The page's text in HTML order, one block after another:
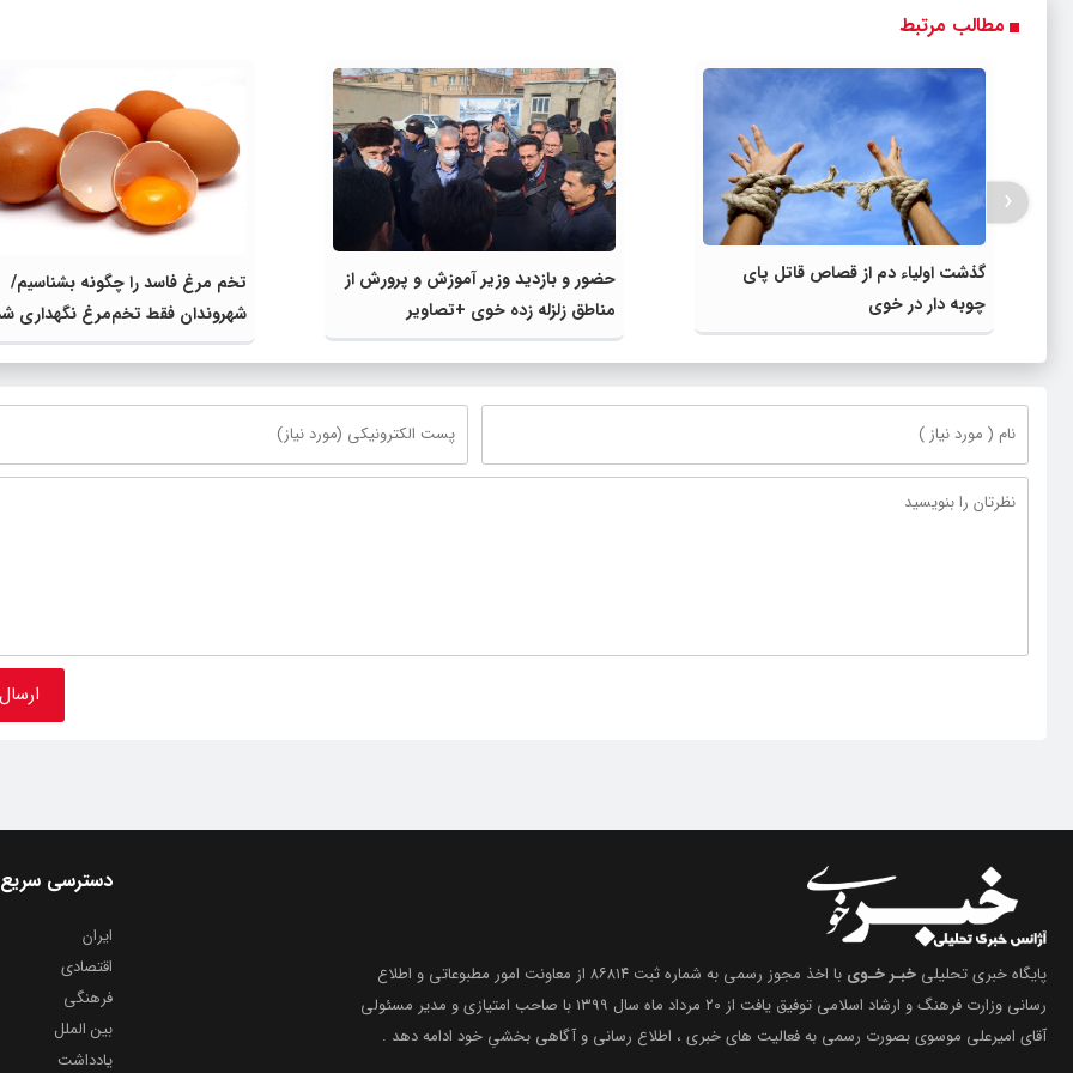
مطالب مرتبط
گذشت اولیاء دم از قصاص قاتل پای
چوبه دار در خوی
حضور و بازدید وزیر آموزش و پرورش از
مناطق زلزله زده خوی +تصاویر
تخم مرغ فاسد را چگونه بشناسیم/
شهروندان فقط تخم‌مرغ نگهداری
یخچال بخرند
‹
پایگاه خبری تحلیلی خبـر خـوی
با اخذ مجوز رسمی به شماره ثبت ۸۶۸۱۴ از معاونت امور مطبوعاتی و اطلاع
رسانی وزارت فرهنگ و ارشاد اسلامی توفیق یافت از ۲۰ مرداد ماه سال ۱۳۹۹ با صاحب امتیازی و مدیر مسئولی
آقای امیرعلی موسوی بصورت رسمی به فعالیت های خبری ، اطلاع رسانی و آگاهی بخشیِ خود ادامه دهد .
دسترسی سریع
ایران
اقتصادی
فرهنگی
بین الملل
یادداشت